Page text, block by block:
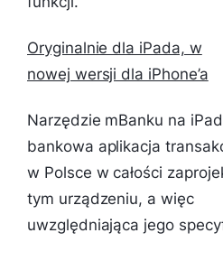
Oryginalnie dla iPada, w
nowej wersji dla iPhone’a
Narzędzie mBanku na
bankowa aplikacja
w Polsce w całości
tym urządzeniu, a więc
uwzględniająca jego